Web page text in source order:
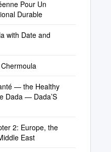
Pour Un
Durable
with Date and
— the Healthy
Dada — Dada’S
2: Europe, the
East